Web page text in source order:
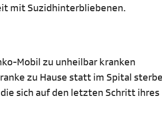
mit Suzidhinterbliebenen.
Mobil zu unheilbar kranken
zu Hause statt im Spital
sich auf den letzten Schritt ihres